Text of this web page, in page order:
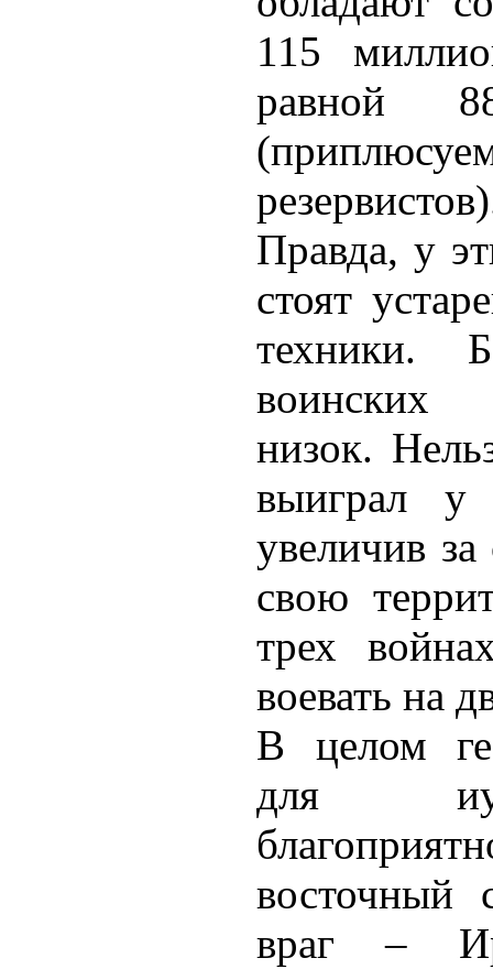
115
равной
Правда, у
стоят
техники.
воинских
низок.
выиграл у
увеличив
свою
трех
воевать на
В целом
для
враг –